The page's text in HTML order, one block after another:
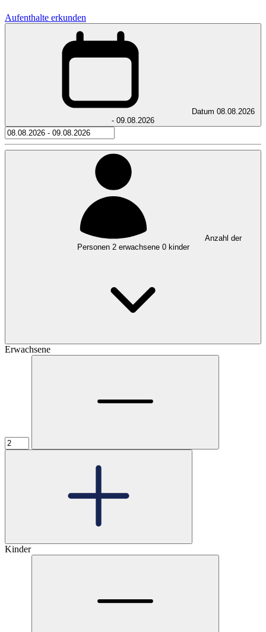
Aufenthalte erkunden
Datum 08.08.2026
- 09.08.2026
Anzahl der
Personen 2 erwachsene 0 kinder
Erwachsene
Kinder